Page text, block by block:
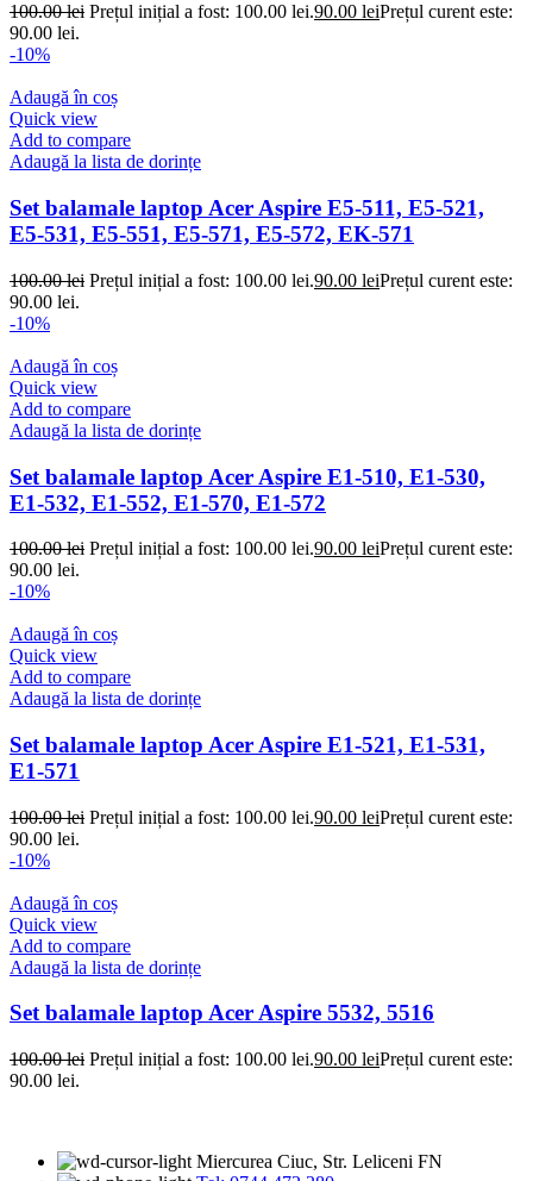
100.00lei Prețul inițial a fost: 100.00 lei.90.00 leiPrețul curent este:
90.00 lei.
-10%
Adaugă în coș
Quick view
Add to compare
Adaugă la lista de dorințe
Set balamale laptop Acer Aspire E5-511, E5-521,
E5-531, E5-551, E5-571, E5-572, EK-571
100.00lei Prețul inițial a fost: 100.00 lei.90.00 leiPrețul curent este:
90.00 lei.
-10%
Adaugă în coș
Quick view
Add to compare
Adaugă la lista de dorințe
Set balamale laptop Acer Aspire E1-510, E1-530,
E1-532, E1-552, E1-570, E1-572
100.00lei Prețul inițial a fost: 100.00 lei.90.00 leiPrețul curent este:
90.00 lei.
-10%
Adaugă în coș
Quick view
Add to compare
Adaugă la lista de dorințe
Set balamale laptop Acer Aspire E1-521, E1-531,
E1-571
100.00lei Prețul inițial a fost: 100.00 lei.90.00 leiPrețul curent este:
90.00 lei.
-10%
Adaugă în coș
Quick view
Add to compare
Adaugă la lista de dorințe
Set balamale laptop Acer Aspire 5532, 5516
100.00lei Prețul inițial a fost: 100.00 lei.90.00 leiPrețul curent este:
90.00 lei.
Miercurea Ciuc, Str. Leliceni FN